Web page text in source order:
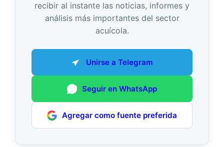
recibir al instante las noticias, informes y
análisis más importantes del sector
acuícola.
Unirse a Telegram
Seguir en WhatsApp
Agregar como fuente preferida